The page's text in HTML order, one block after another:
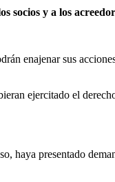
socios y a los
enajenar sus
ejercitado el
haya presentado